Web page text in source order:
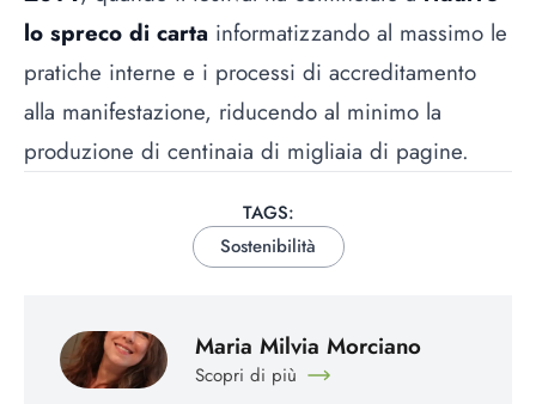
lo spreco di carta informatizzando al massimo le
pratiche interne e i processi di accreditamento
alla manifestazione, riducendo al minimo la
produzione di centinaia di migliaia di pagine.
TAGS:
Sostenibilità
Maria Milvia Morciano
Scopri di più